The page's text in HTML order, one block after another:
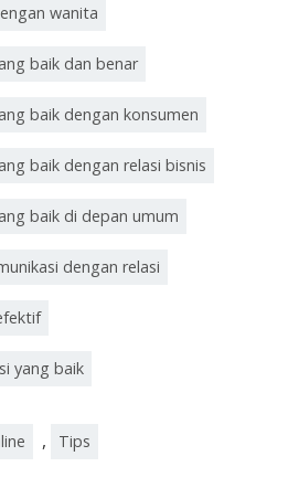
wanita
baik dan benar
baik dengan konsumen
baik dengan relasi bisnis
baik di depan umum
dengan relasi
yang baik
, Tips